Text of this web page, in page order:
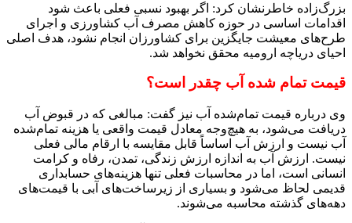
بزرگ‌زاده خاطرنشان کرد: اگر بهبود نسبی فعلی باعث شود
اقدامات اساسی در حوزه کاهش مصرف آب کشاورزی و اجرای
طرح‌های معیشت جایگزین برای کشاورزان انجام نشود، هدف اصلی
احیای دریاچه ارومیه محقق نخواهد شد.
قیمت تمام شده آب چقدر است؟
وی درباره قیمت تمام‌شده آب نیز گفت: مبالغی که در قبوض آب
دریافت می‌شود، به هیچ‌وجه معادل قیمت واقعی یا هزینه تمام‌شده
آب نیست و ارزش آب اساساً قابل مقایسه با ارقام مالی فعلی
نیست. ارزش آب به اندازه ارزش زندگی، تمدن، رفاه و کرامت
انسانی است، اما در محاسبات فعلی تنها هزینه‌های حسابداری
قدیمی لحاظ می‌شود و بسیاری از زیرساخت‌های آبی با قیمت‌های
دهه‌های گذشته محاسبه می‌شوند.